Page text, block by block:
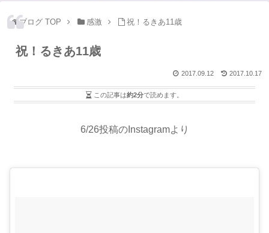
ブログ TOP 感激 祝！るきあ11歳
祝！るきあ11歳
2017.10.17
2017.09.12
この記事は約2分で読めます。
6/26投稿のInstagramより